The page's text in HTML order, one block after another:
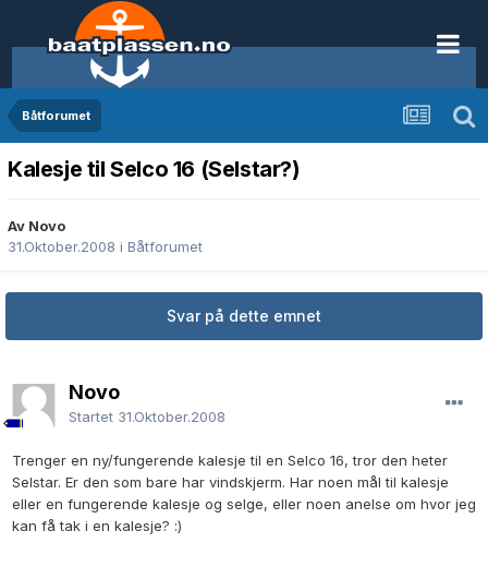
Båtforumet
Kalesje til Selco 16 (Selstar?)
Av Novo
31.Oktober.2008 i Båtforumet
Svar på dette emnet
Novo
Startet 31.Oktober.2008
Trenger en ny/fungerende kalesje til en Selco 16, tror den heter
Selstar. Er den som bare har vindskjerm. Har noen mål til kalesje
eller en fungerende kalesje og selge, eller noen anelse om hvor jeg
kan få tak i en kalesje? :)